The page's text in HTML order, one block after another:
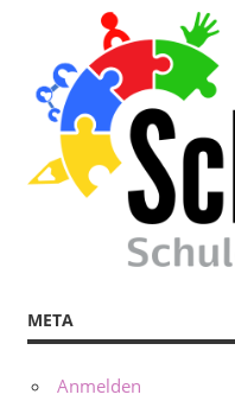
META
Anmelden